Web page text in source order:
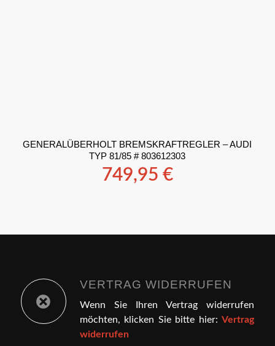
GENERALÜBERHOLT BREMSKRAFTREGLER – AUDI
TYP 81/85 # 803612303
749,95 €
VERTRAG WIDERRUFEN
Wenn Sie Ihren Vertrag widerrufen
möchten, klicken Sie bitte hier:Vertrag
widerrufen